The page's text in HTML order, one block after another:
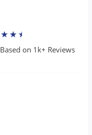
★★★
Based on 1k+ Reviews​